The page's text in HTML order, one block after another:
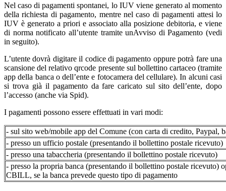
Nel caso di pagamenti spontanei, lo IUV viene generato al momento
della richiesta di pagamento, mentre nel caso di pagamenti attesi lo
IUV è generato a priori e associato alla posizione debitoria, e viene
di norma notificato all’utente tramite unAvviso di Pagamento (vedi
in seguito).
L’utente dovrà digitare il codice di pagamento oppure potrà fare una
scansione del relativo qrcode presente sul bollettino cartaceo (tramite
app della banca o dell’ente e fotocamera del cellulare). In alcuni casi
si trova già il pagamento da fare caricato sul sito dell’ente, dopo
l’accesso (anche via Spid).
I pagamenti possono essere effettuati in vari modi:
- sul sito web/mobile app del Comune (con carta di credito, Paypal,
- presso un ufficio postale (presentando il bollettino postale ricevuto)
- presso una tabaccheria (presentando il bollettino postale ricevuto)
- presso la propria banca (presentando il bollettino postale ricevuto)
CBILL, se la banca prevede questo tipo di pagamento